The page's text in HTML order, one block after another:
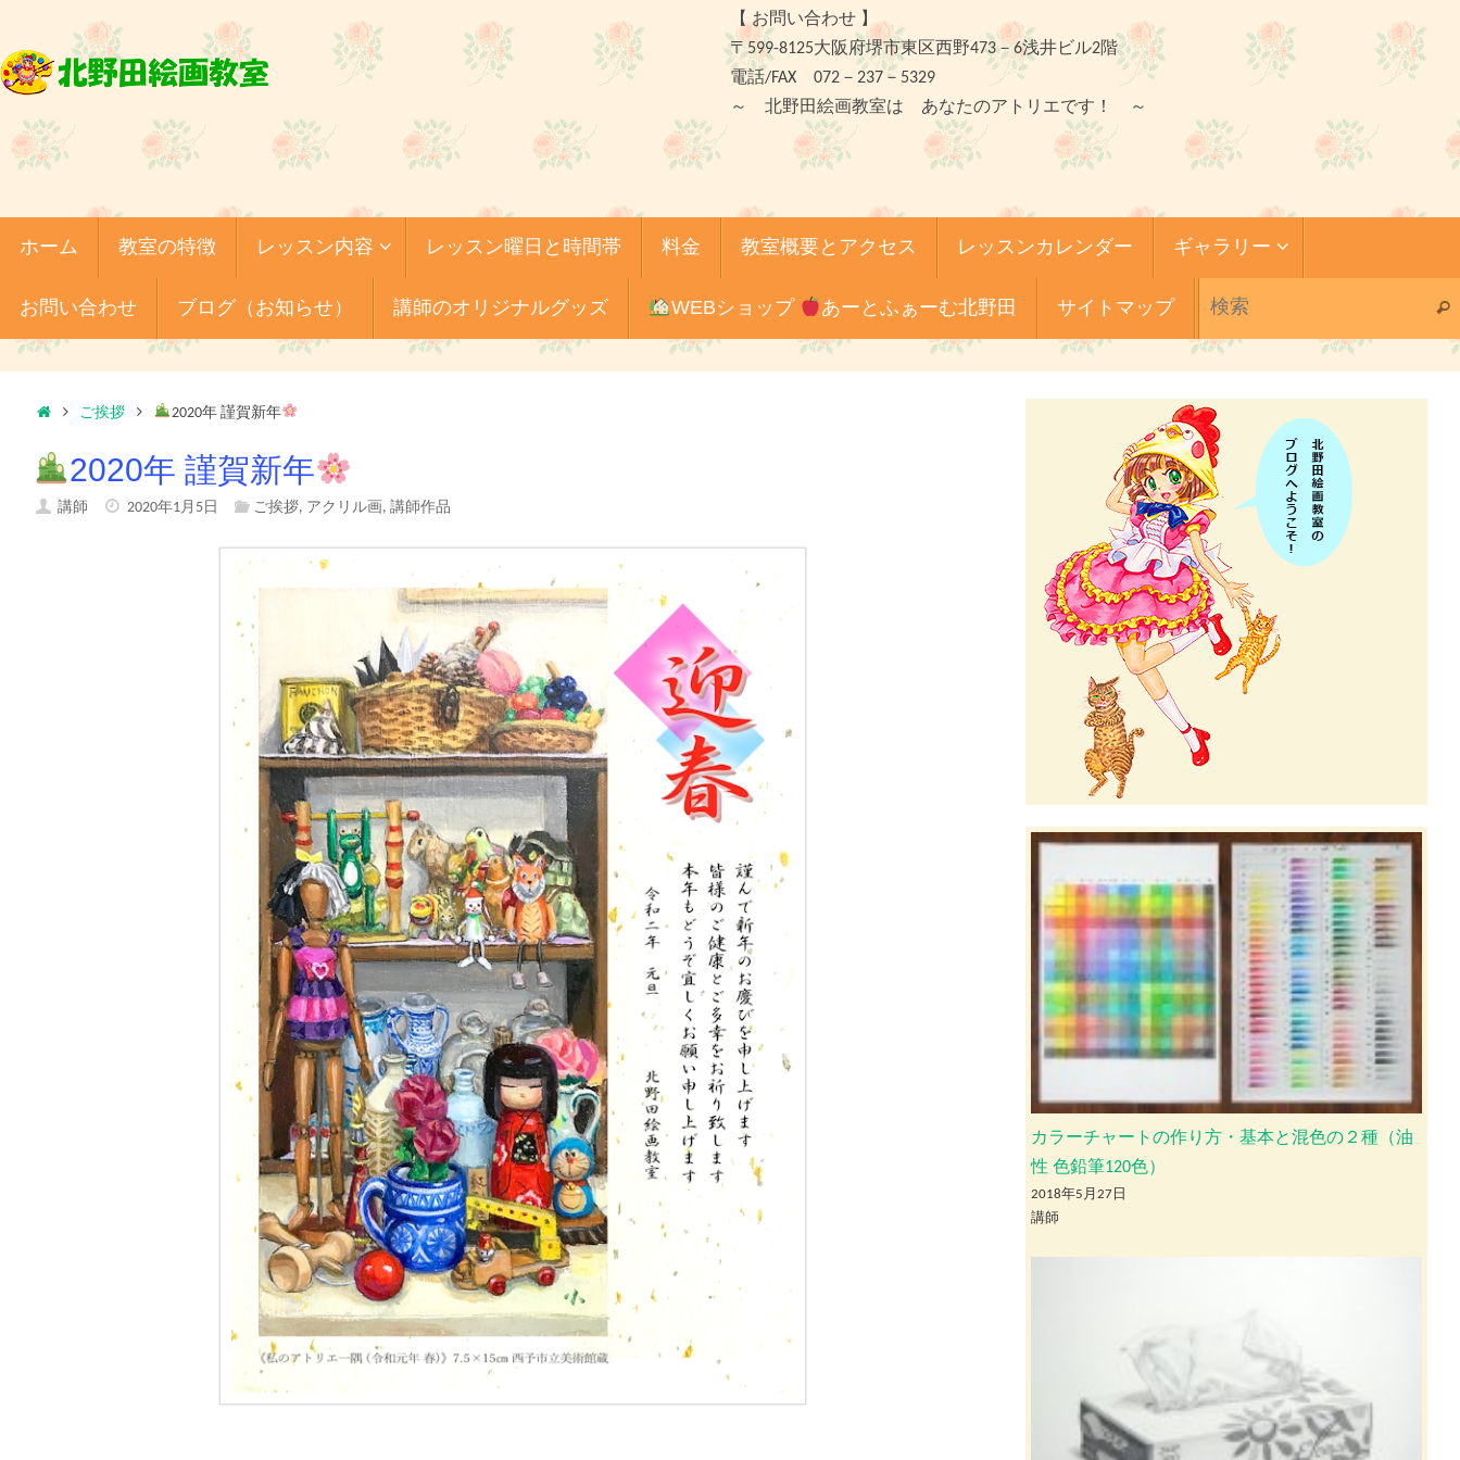
テ
キ
【 お問い合わせ 】
〒599-8125大阪府堺市東区西野473－6浅井ビル2階
電話/FAX 072－237－5329
～ 北野田絵画教室は あなたのアトリエです！ ～
へ
ホーム 教室の特徴 レッスン内容 レッスン曜日と時間帯 料金 教室概要とアクセス レッスンカレンダー ギャラリー
お問い合わせ ブログ（お知らせ） 講師のオリジナルグッズ WEBショップ あーとふぁーむ北野田 サイトマップ 検
ホ
ム
ご挨拶 2020年 謹賀新年
2020年 謹賀新年
講師 2020年1月5日 ご挨拶, アクリル画, 講師作品
カラーチャートの作り方・基本と混色の２種（油
性 色鉛筆120色）
2018年5月27日
講師